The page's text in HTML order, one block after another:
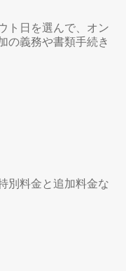
ト日を選んで、オン
の義務や書類手続き
別料金と追加料金な